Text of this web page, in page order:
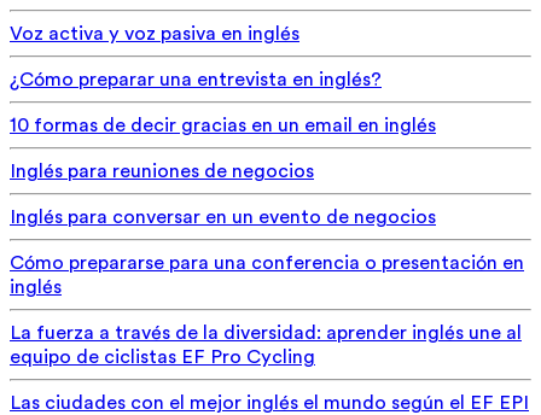
Voz activa y voz pasiva en inglés
¿Cómo preparar una entrevista en inglés?
10 formas de decir gracias en un email en inglés
Inglés para reuniones de negocios
Inglés para conversar en un evento de negocios
Cómo prepararse para una conferencia o presentación en
inglés
La fuerza a través de la diversidad: aprender inglés une al
equipo de ciclistas EF Pro Cycling
Las ciudades con el mejor inglés el mundo según el EF EPI